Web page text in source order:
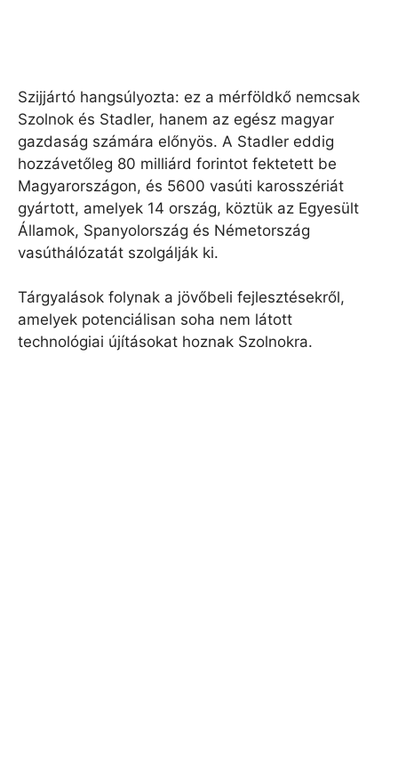
Szijjártó hangsúlyozta: ez a mérföldkő nemcsak
Szolnok és Stadler, hanem az egész magyar
gazdaság számára előnyös. A Stadler eddig
hozzávetőleg 80 milliárd forintot fektetett be
Magyarországon, és 5600 vasúti karosszériát
gyártott, amelyek 14 ország, köztük az Egyesült
Államok, Spanyolország és Németország
vasúthálózatát szolgálják ki.
Tárgyalások folynak a jövőbeli fejlesztésekről,
amelyek potenciálisan soha nem látott
technológiai újításokat hoznak Szolnokra.